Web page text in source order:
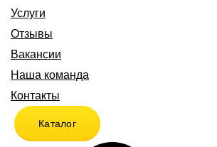
Услуги
Отзывы
Вакансии
Наша команда
Контакты
Каталог